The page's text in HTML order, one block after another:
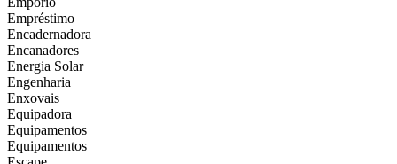
Empréstimo
Encadernadora
Encanadores
Energia Solar
Engenharia
Enxovais
Equipadora
Equipamentos
Equipamentos